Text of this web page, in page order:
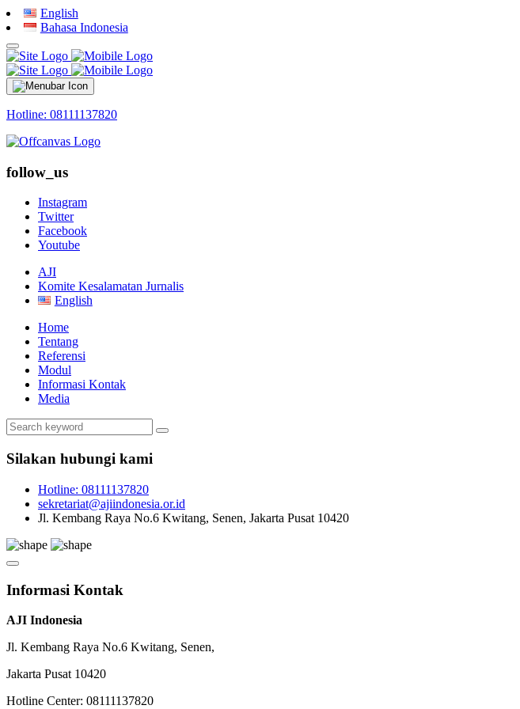
English
Bahasa Indonesia
Hotline: 08111137820
follow_us
Instagram
Twitter
Facebook
Youtube
AJI
Komite Kesalamatan Jurnalis
English
Home
Tentang
Referensi
Modul
Informasi Kontak
Media
Silakan hubungi kami
Hotline: 08111137820
sekretariat@ajiindonesia.or.id
Jl. Kembang Raya No.6 Kwitang, Senen, Jakarta Pusat 10420
Informasi Kontak
AJI Indonesia
Jl. Kembang Raya No.6 Kwitang, Senen,
Jakarta Pusat 10420
Hotline Center: 08111137820